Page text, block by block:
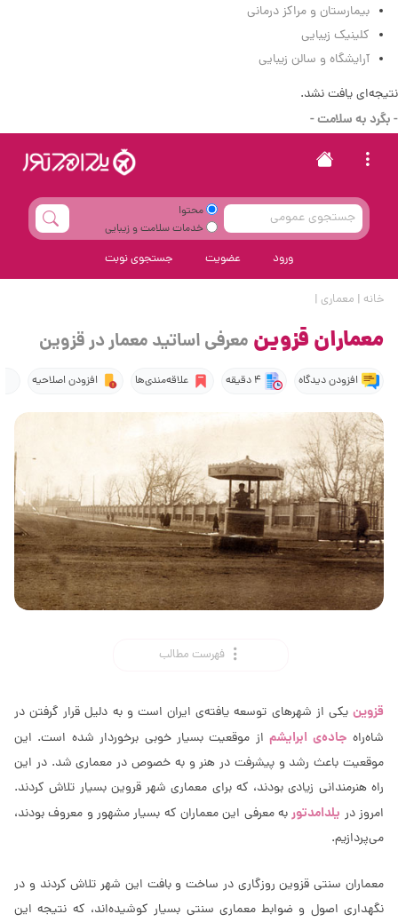
بیمارستان و مراکز درمانی
کلینیک زیبایی
آرایشگاه و سالن زیبایی
نتیجه‌ای یافت نشد.
- بگرد به سلامت -
محتوا
خدمات سلامت و زیبایی
ورود عضویت جستجوی نوبت
خانه | معماری |
معماران قزوین معرفی اساتید معمار در قزوین
افزودن دیدگاه 4 دقیقه علاقه‌مندی‌ها افزودن اصلاحیه
فهرست مطالب
قزوین یکی از شهرهای توسعه یافته‌ی ایران است و به دلیل قرار گرفتن در
شاه‌راه جاده‌ی ابرایشماز موقعیت بسیار خوبی برخوردار شده است. این
موقعیت باعث رشد و پیشرفت در هنر و به خصوص در معماری شد. در این
راه هنرمندانی زیادی بودند، که برای معماری شهر قروین بسیار تلاش کردند.
امروز در یلدامدتوربه معرفی این معماران که بسیار مشهور و معروف بودند،
می‌پردازیم.
معماران سنتی قزوین روزگاری در ساخت و بافت این شهر تلاش کردند و در
نگهداری اصول و ضوابط معماری سنتی بسیار کوشیده‌اند، که نتیجه این